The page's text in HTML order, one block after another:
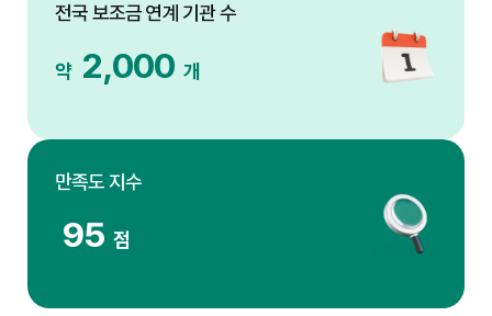
전국 보조금 연계 기관 수
약 2,000 개
만족도 지수
95 점